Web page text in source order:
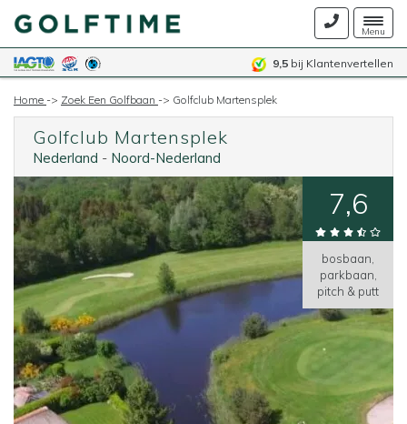
Menu
9,5 bij Klantenvertellen
Home -> Zoek Een Golfbaan -> Golfclub Martensplek
Golfclub Martensplek
Nederland - Noord-Nederland
7,6
bosbaan,
parkbaan,
pitch & putt